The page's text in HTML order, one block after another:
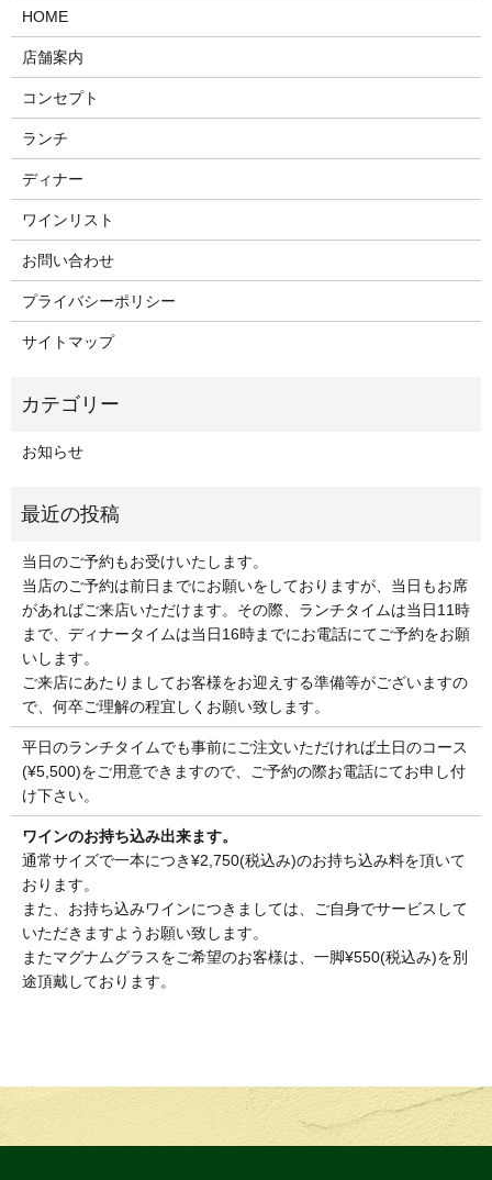
HOME
店舗案内
コンセプト
ランチ
ディナー
ワインリスト
お問い合わせ
プライバシーポリシー
サイトマップ
お知らせ
当日のご予約もお受けいたします。
当店のご予約は前日までにお願いをしておりますが、当日もお席
があればご来店いただけます。その際、ランチタイムは当日11時
まで、ディナータイムは当日16時までにお電話にてご予約をお願
いします。
ご来店にあたりましてお客様をお迎えする準備等がございますの
で、何卒ご理解の程宜しくお願い致します。
平日のランチタイムでも事前にご注文いただければ土日のコース
(¥5,500)をご用意できますので、ご予約の際お電話にてお申し付
け下さい。
ワインのお持ち込み出来ます。
通常サイズで一本につき¥2,750(税込み)のお持ち込み料を頂いて
おります。
また、お持ち込みワインにつきましては、ご自身でサービスして
いただきますようお願い致します。
またマグナムグラスをご希望のお客様は、一脚¥550(税込み)を別
途頂戴しております。